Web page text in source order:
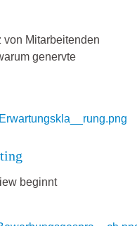
von Mitarbeitenden
genervte
beginnt